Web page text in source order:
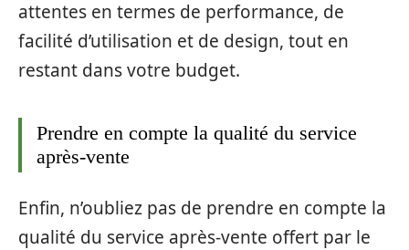
attentes en termes de performance, de
facilité d’utilisation et de design, tout en
restant dans votre budget.
Prendre en compte la qualité du service
après-vente
Enfin, n’oubliez pas de prendre en compte la
qualité du service après-vente offert par le